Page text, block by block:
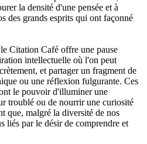
la densité d'une pensée et à
des grands esprits qui ont façonné
Citation Café offre une pause
intellectuelle où l'on peut
et partager un fragment de
ou une réflexion fulgurante. Ces
le pouvoir d'illuminer une
troublé ou de nourrir une curiosité
que, malgré la diversité de nos
liés par le désir de comprendre et